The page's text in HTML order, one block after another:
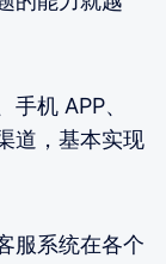
机 APP、
道，基本实现
服系统在各个